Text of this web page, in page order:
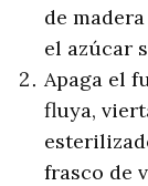
de
el azúcar
Apaga el
fluya,
frasco de